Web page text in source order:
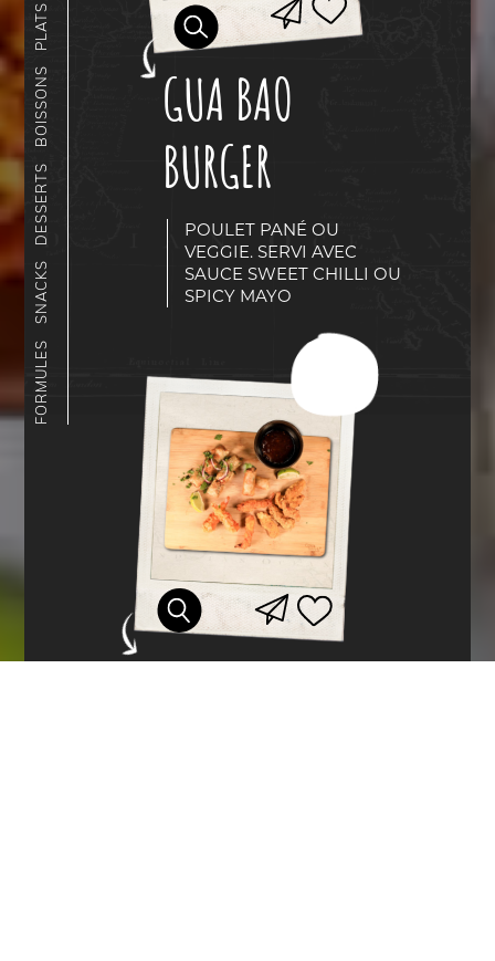
PLATS
BOISSONS
DESSERTS
SNACKS
FORMULES
GUA BAO
BURGER
POULET PANÉ OU
VEGGIE. SERVI AVEC
SAUCE SWEET CHILLI OU
SPICY MAYO